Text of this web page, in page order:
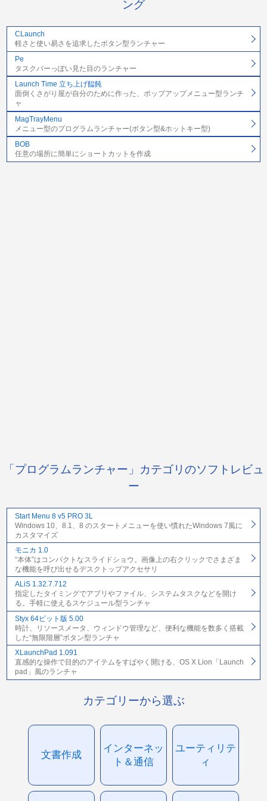
ング
CLaunch
軽さと使い易さを追求したボタン型ランチャー
Pe
タスクバーっぽい見た目のランチャー
Launch Time 立ち上げ饂飩
面倒くさがり屋が自分のために作った、ポップアップメニュー型ランチ
ャ
MagTrayMenu
メニュー型のプログラムランチャー(ボタン型&ホットキー型)
BOB
任意の場所に簡単にショートカットを作成
「プログラムランチャー」カテゴリのソフトレビュ
ー
Start Menu 8 v5 PRO 3L
Windows 10、8.1、8 のスタートメニューを使い慣れたWindows 7風に
カスタマイズ
モニカ 1.0
“本体”はコンパクトなスライドショウ。画像上の右クリックでさまざま
な機能を呼び出せるデスクトップアクセサリ
ALiS 1.32.7.712
指定したタイミングでアプリやファイル、システムタスクなどを開け
る。手軽に使えるスケジュール型ランチャ
Styx 64ビット版 5.00
時計、リソースメータ、ウィンドウ管理など、便利な機能を数多く搭載
した“無限階層”ボタン型ランチャ
XLaunchPad 1.091
直感的な操作で目的のアイテムをすばやく開ける、OS X Lion「Launch
pad」風のランチャ
カテゴリーから選ぶ
文書作成
インターネッ
ト＆通信
ユーティリテ
ィ